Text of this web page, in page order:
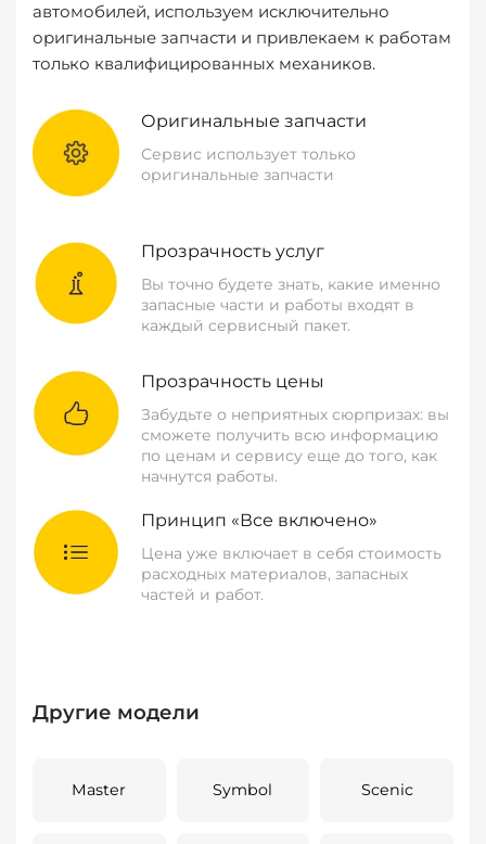
автомобилей, используем исключительно
оригинальные запчасти и привлекаем к работам
только квалифицированных механиков.
Оригинальные запчасти
Сервис использует только
оригинальные запчасти
Прозрачность услуг
Вы точно будете знать, какие именно
запасные части и работы входят в
каждый сервисный пакет.
Прозрачность цены
Забудьте о неприятных сюрпризах: вы
сможете получить всю информацию
по ценам и сервису еще до того, как
начнутся работы.
Принцип «Все включено»
Цена уже включает в себя стоимость
расходных материалов, запасных
частей и работ.
Другие модели
Master Symbol Scenic